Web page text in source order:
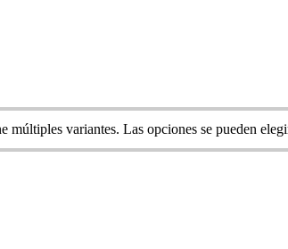
múltiples variantes. Las opciones se pueden